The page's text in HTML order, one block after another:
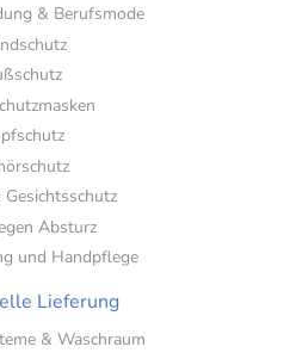
& Berufsmode
Absturz
und Handpflege
Lieferung
& Waschraum